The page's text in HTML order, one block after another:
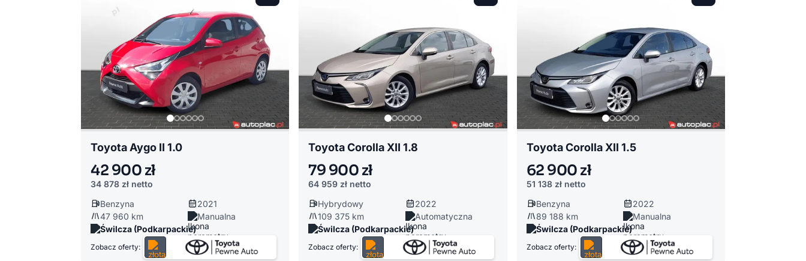
Toyota Aygo II 1.0
42 900 zł
34 878 zł netto
Benzyna
2021
47 960 km
Manualna
Świlcza (Podkarpackie)
Zobacz oferty:
Toyota Corolla XII 1.8
79 900 zł
64 959 zł netto
Hybrydowy
2022
109 375 km
Automatyczna
Świlcza (Podkarpackie)
Zobacz oferty:
Toyota Corolla XII 1.5
62 900 zł
51 138 zł netto
Benzyna
2022
89 188 km
Manualna
Świlcza (Podkarpackie)
Zobacz oferty: